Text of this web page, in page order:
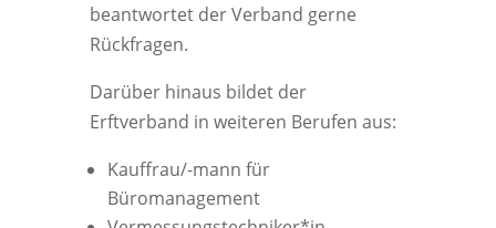
beantwortet der Verband gerne
Rückfragen.
Darüber hinaus bildet der
Erftverband in weiteren Berufen aus:
Kauffrau/-mann für
Büromanagement